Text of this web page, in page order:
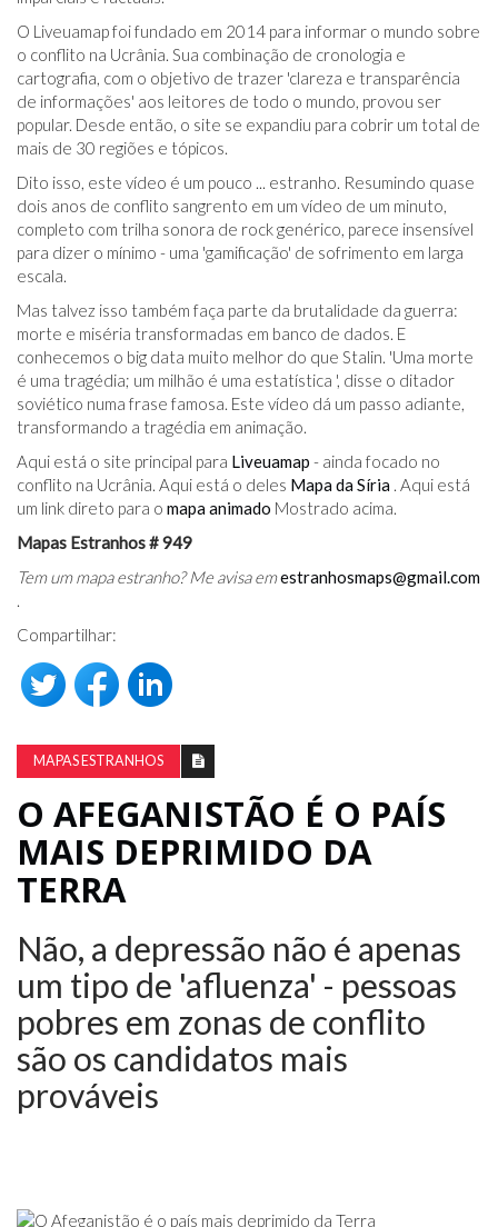
O Liveuamap foi fundado em 2014 para informar o mundo sobre
o conflito na Ucrânia. Sua combinação de cronologia e
cartografia, com o objetivo de trazer 'clareza e transparência
de informações' aos leitores de todo o mundo, provou ser
popular. Desde então, o site se expandiu para cobrir um total de
mais de 30 regiões e tópicos.
Dito isso, este vídeo é um pouco ... estranho. Resumindo quase
dois anos de conflito sangrento em um vídeo de um minuto,
completo com trilha sonora de rock genérico, parece insensível
para dizer o mínimo - uma 'gamificação' de sofrimento em larga
escala.
Mas talvez isso também faça parte da brutalidade da guerra:
morte e miséria transformadas em banco de dados. E
conhecemos o big data muito melhor do que Stalin. 'Uma morte
é uma tragédia; um milhão é uma estatística ', disse o ditador
soviético numa frase famosa. Este vídeo dá um passo adiante,
transformando a tragédia em animação.
Aqui está o site principal para Liveuamap - ainda focado no
conflito na Ucrânia. Aqui está o deles Mapa da Síria . Aqui está
um link direto para o mapa animado Mostrado acima.
Mapas Estranhos # 949
Tem um mapa estranho? Me avisa emestranhosmaps@gmail.com
.
Compartilhar:
MAPAS ESTRANHOS
O AFEGANISTÃO É O PAÍS
MAIS DEPRIMIDO DA
TERRA
Não, a depressão não é apenas
um tipo de 'afluenza' - pessoas
pobres em zonas de conflito
são os candidatos mais
prováveis